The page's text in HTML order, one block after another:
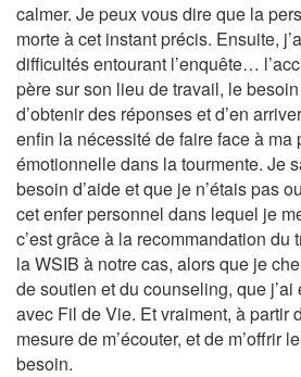
calmer. Je peux vous dire que la
morte à cet instant précis. Ensuite,
difficultés entourant l’enquête…
père sur son lieu de travail, le
d’obtenir des réponses et d’en
enfin la nécessité de faire face à ma
émotionnelle dans la tourmente. Je
besoin d’aide et que je n’étais pas
cet enfer personnel dans lequel je
c’est grâce à la recommandation du
la WSIB à notre cas, alors que je
de soutien et du counseling, que j’ai
avec Fil de Vie. Et vraiment, à partir
mesure de m’écouter, et de m’offrir
besoin.